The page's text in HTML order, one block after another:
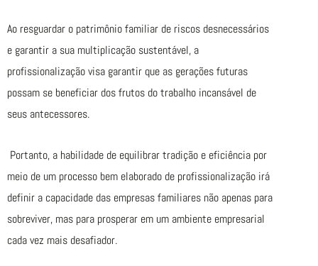
Ao resguardar o patrimônio familiar de riscos desnecessários
e garantir a sua multiplicação sustentável, a
profissionalização visa garantir que as gerações futuras
possam se beneficiar dos frutos do trabalho incansável de
seus antecessores.
Portanto, a habilidade de equilibrar tradição e eficiência por
meio de um processo bem elaborado de profissionalização irá
definir a capacidade das empresas familiares não apenas para
sobreviver, mas para prosperar em um ambiente empresarial
cada vez mais desafiador.